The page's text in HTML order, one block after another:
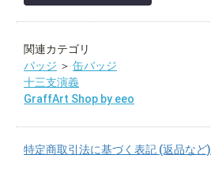
関連カテゴリ
バッジ ＞ 缶バッジ
十三支演義
GraffArt Shop by eeo
特定商取引法に基づく表記 (返品など)